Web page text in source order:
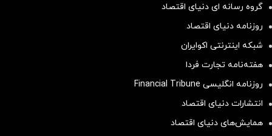
گروه رسانه ای دنیای اقتصاد
روزنامه دنیای اقتصاد
شبکه اینترنتی اکوایران
هفته‌نامه تجارت فردا
روزنامه انگلیسی Financial Tribune
انتشارات دنیای اقتصاد
همایش‌های دنیای اقتصاد